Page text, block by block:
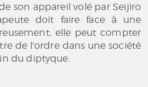
son appareil volé par Seijiro
doit faire face à une
elle peut compter
de l'ordre dans une société
du diptyque.